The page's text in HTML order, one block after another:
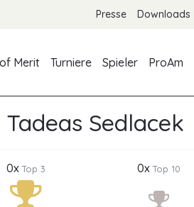
Presse Downloads
Merit Turniere Spieler ProAm
Tadeas Sedlacek
0xTop 3 0xTop 10